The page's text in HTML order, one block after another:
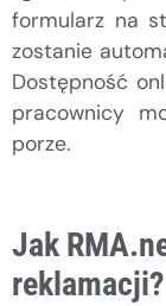
formularz na
zostanie
Dostępność
pracownicy
porze.
Jak
reklamacji?